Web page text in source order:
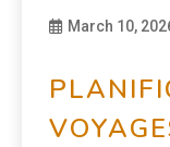
March 10,